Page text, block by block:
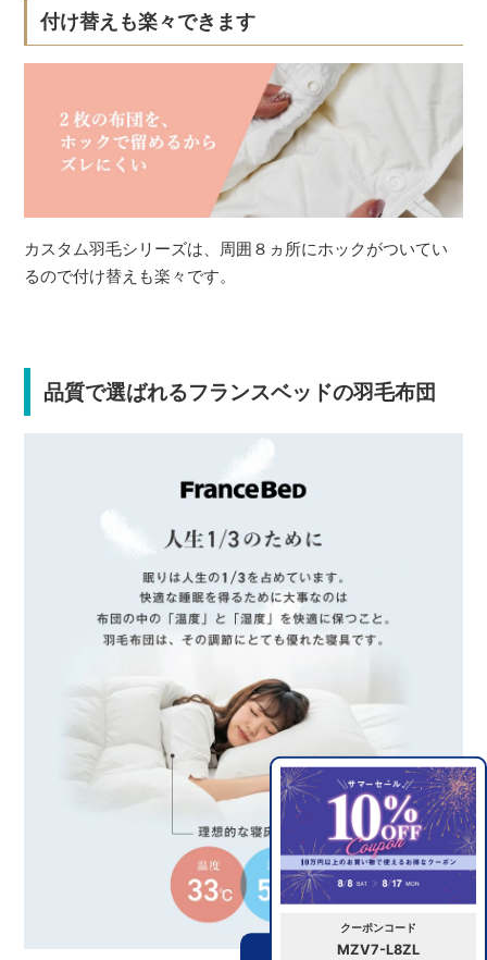
クーポンコード
MZV7-L8ZL
付け替えも楽々できます
カスタム羽毛シリーズは、周囲８ヵ所にホックがついてい
るので付け替えも楽々です。
品質で選ばれるフランスベッドの羽毛布団